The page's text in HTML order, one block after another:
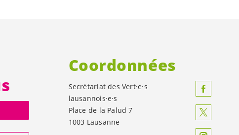
Coordonnées
Secrétariat desVert·e·s
lausannois·e·s
Place de la Palud 7
1003 Lausanne